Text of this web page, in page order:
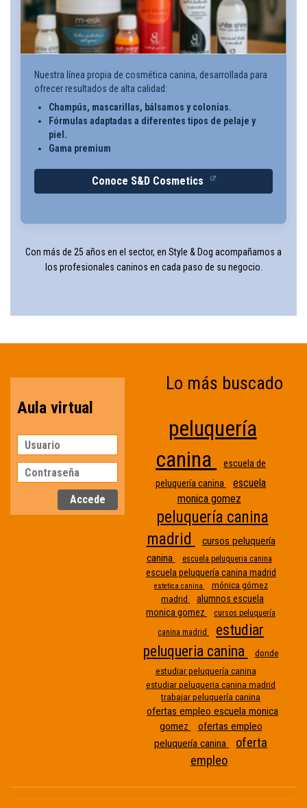
Nuestra línea propia de cosmética canina, desarrollada para
ofrecer resultados de alta calidad:
Champús, mascarillas, bálsamos y colonias.
Fórmulas adaptadas a diferentes tipos de pelaje y
piel.
Gama premium
Conoce S&D Cosmetics
Con más de 25 años en el sector, en Style & Dog acompañamos a
los profesionales caninos en cada paso de su negocio.
Aula virtual
Lo más buscado
peluquería
canina
escuela de
peluquería canina
escuela
monica gomez
peluquería canina
madrid
cursos peluquería
canina
escuela peluqueria canina
escuela peluquería canina madrid
estetica canina
mónica gómez
madrid
alumnos escuela
monica gomez
cursos peluquería
canina madrid
estudiar
peluqueria canina
donde
estudiar peluquería canina
sin
nombre
estudiar peluqueria canina madrid
trabajar peluquería canina
ofertas empleo escuela monica
gomez
ofertas empleo
peluquería canina
oferta
empleo